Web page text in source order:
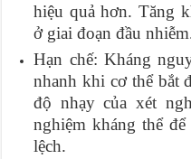
hiệu quả hơn. Tăng
ở giai đoạn đầu
Hạn chế: Kháng
nhanh khi cơ thể bắt
độ nhạy của xét
nghiệm kháng thể
lệch.